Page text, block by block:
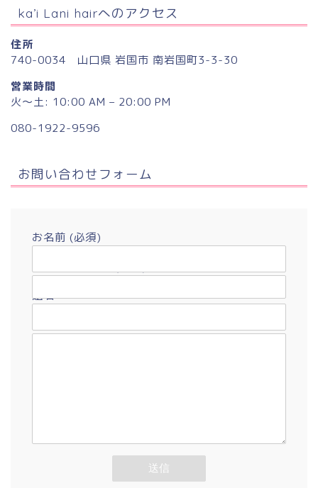
ka’i Lani hairへのアクセス
住所
740-0034 山口県 岩国市 南岩国町3-3-30
営業時間
火〜土: 10:00 AM – 20:00 PM
080-1922-9596
お問い合わせフォーム
お名前 (必須)
題名